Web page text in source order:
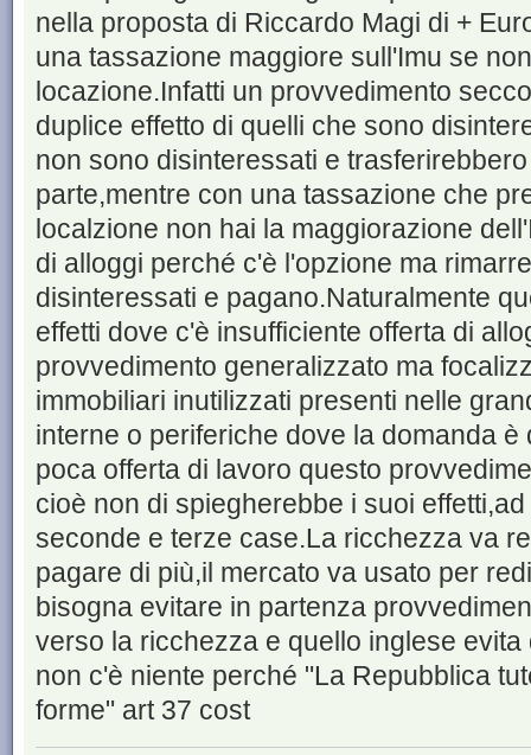
nella proposta di Riccardo Magi di +
una tassazione maggiore sull'Imu se
locazione.Infatti un provvedimento
duplice effetto di quelli che sono
non sono disinteressati e
parte,mentre con una tassazione che
localzione non hai la maggiorazione
di alloggi perché c'è l'opzione ma
disinteressati e pagano.Naturalmente
effetti dove c'è insufficiente offerta di
provvedimento generalizzato ma
immobiliari inutilizzati presenti nelle
interne o periferiche dove la domanda
poca offerta di lavoro questo
cioè non di spiegherebbe i suoi
seconde e terze case.La ricchezza va
pagare di più,il mercato va usato per
bisogna evitare in partenza
verso la ricchezza e quello inglese
non c'è niente perché "La Repubblica
forme" art 37 cost